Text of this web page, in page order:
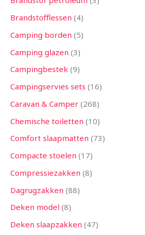
Brandstofflessen 4
Camping borden 5
Camping glazen 3
Campingbestek 9
Campingservies sets 16
Caravan & Camper 268
Chemische toiletten 10
Comfort slaapmatten 73
Compacte stoelen 17
Compressiezakken 8
Dagrugzakken 88
Deken model 8
Deken slaapzakken 47